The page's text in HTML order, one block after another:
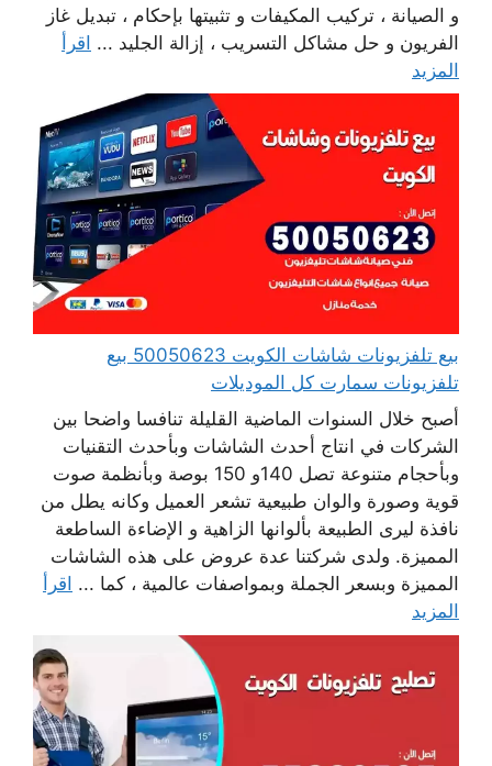
و الصيانة ، تركيب المكيفات و تثبيتها بإحكام ، تبديل غاز
الفريون و حل مشاكل التسريب ، إزالة الجليد ... اقرأ
المزيد
بيع تلفزيونات شاشات الكويت 50050623 بيع
تلفزيونات سمارت كل الموديلات
أصبح خلال السنوات الماضية القليلة تنافسا واضحا بين
الشركات في انتاج أحدث الشاشات وبأحدث التقنيات
وبأحجام متنوعة تصل 140و 150 بوصة وبأنظمة صوت
قوية وصورة والوان طبيعية تشعر العميل وكانه يطل من
نافذة ليرى الطبيعة بألوانها الزاهية و الإضاءة الساطعة
المميزة. ولدى شركتنا عدة عروض على هذه الشاشات
المميزة وبسعر الجملة وبمواصفات عالمية ، كما ... اقرأ
المزيد